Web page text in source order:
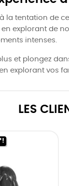
à la tentation de
explorant de
intenses.
et plongez
explorant vos
LES